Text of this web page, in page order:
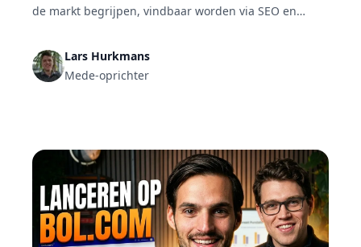
de markt begrijpen, vindbaar worden via SEO en
volgen, reviews benutten, je echte winstgevendheid
berekenen en je processen automatiseren. Bol is een
marktplaats, dus je concurreert direct met andere
Lars Hurkmans
Mede-oprichter